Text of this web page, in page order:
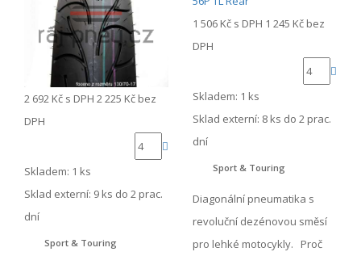
2 692 Kč s DPH 2 225 Kč bez
DPH
Skladem: 1 ks
Sklad externí: 9 ks do 2 prac.
dní
Sport & Touring
1 506 Kč s DPH 1 245 Kč bez
DPH
Skladem: 1 ks
Sklad externí: 8 ks do 2 prac.
dní
Sport & Touring
Diagonální pneumatika s
revoluční dezénovou směsí
pro lehké motocykly. Proč